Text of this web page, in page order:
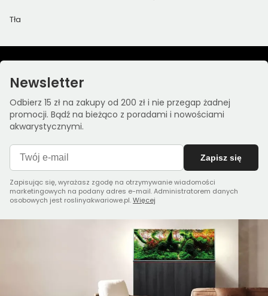
Tła
Newsletter
Odbierz 15 zł na zakupy od 200 zł i nie przegap żadnej
promocji. Bądź na bieżąco z poradami i nowościami
akwarystycznymi.
Zapisz się
Zapisując się, wyrażasz zgodę na otrzymywanie wiadomości
marketingowych na podany adres e-mail. Administratorem danych
osobowych jest roslinyakwariowe.pl.Więcej